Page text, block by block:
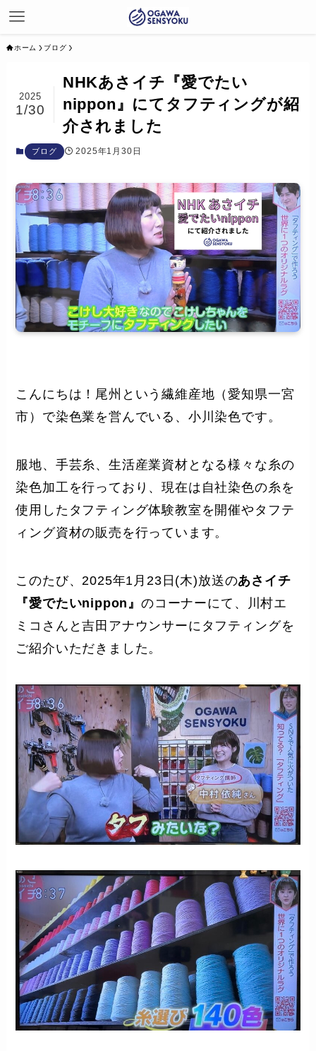
ホーム ブログ
NHKあさイチ『愛でたい
nippon』にてタフティングが紹
介されました
2025
1/30
ブログ 2025年1月30日
こんにちは！尾州という繊維産地（愛知県一宮
市）で染色業を営んでいる、小川染色です。
服地、手芸糸、生活産業資材となる様々な糸の
染色加工を行っており、現在は自社染色の糸を
使用したタフティング体験教室を開催やタフテ
ィング資材の販売を行っています。
このたび、2025年1月23日(木)放送のあさイチ
『愛でたいnippon』のコーナーにて、川村エ
ミコさんと吉田アナウンサーにタフティングを
ご紹介いただきました。